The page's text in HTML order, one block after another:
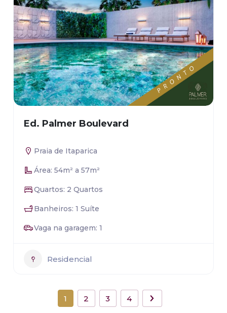
Ed. Palmer Boulevard
Praia de Itaparica
Área: 54m² a 57m²
Quartos: 2 Quartos
Banheiros: 1 Suíte
Vaga na garagem: 1
Residencial
1 2 3 4